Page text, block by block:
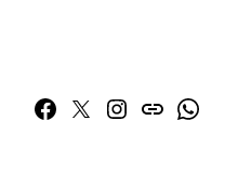
Facebook
TwitterInstagram
issuu